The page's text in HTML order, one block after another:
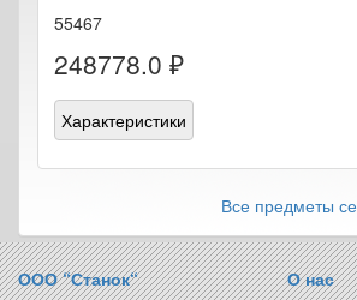
55467
248778.0 ₽
Характеристики
Все предметы
ООО “Станок“
О нас